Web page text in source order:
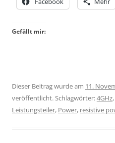
Gefällt mir:
Dieser Beitrag wurde am 11.
veröffentlicht. Schlagwörter:4GHz,
Leistungsteiler, Power, resistive